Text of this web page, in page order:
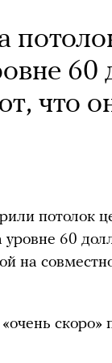
60
что
потолок
60
на
скоро»